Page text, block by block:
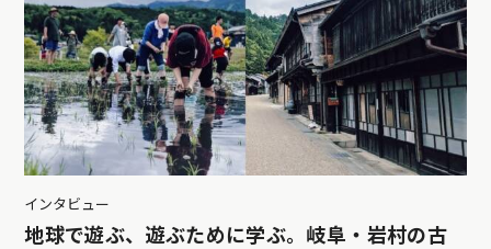
インタビュー
地球で遊ぶ、遊ぶために学ぶ。岐阜・岩村の古